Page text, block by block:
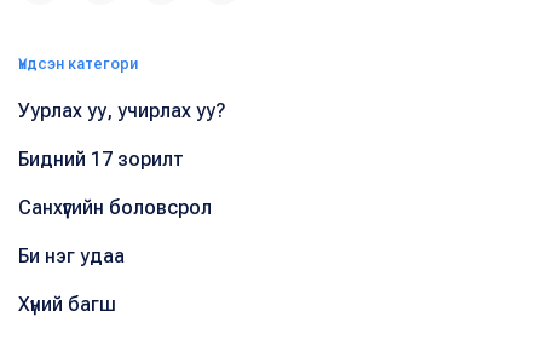
Үндсэн категори
Уурлах уу, учирлах уу?
Бидний 17 зорилт
Санхүүгийн боловсрол
Би нэг удаа
Хүний багш